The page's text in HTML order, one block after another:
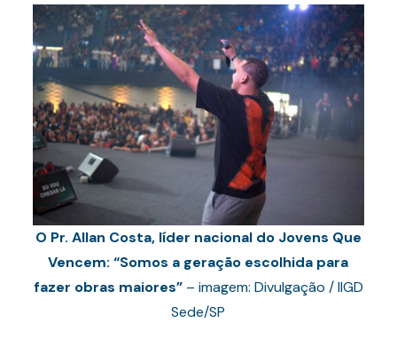
O Pr. Allan Costa, líder nacional do Jovens Que
Vencem: “Somos a geração escolhida para
fazer obras maiores”– imagem: Divulgação / IIGD
Sede/SP